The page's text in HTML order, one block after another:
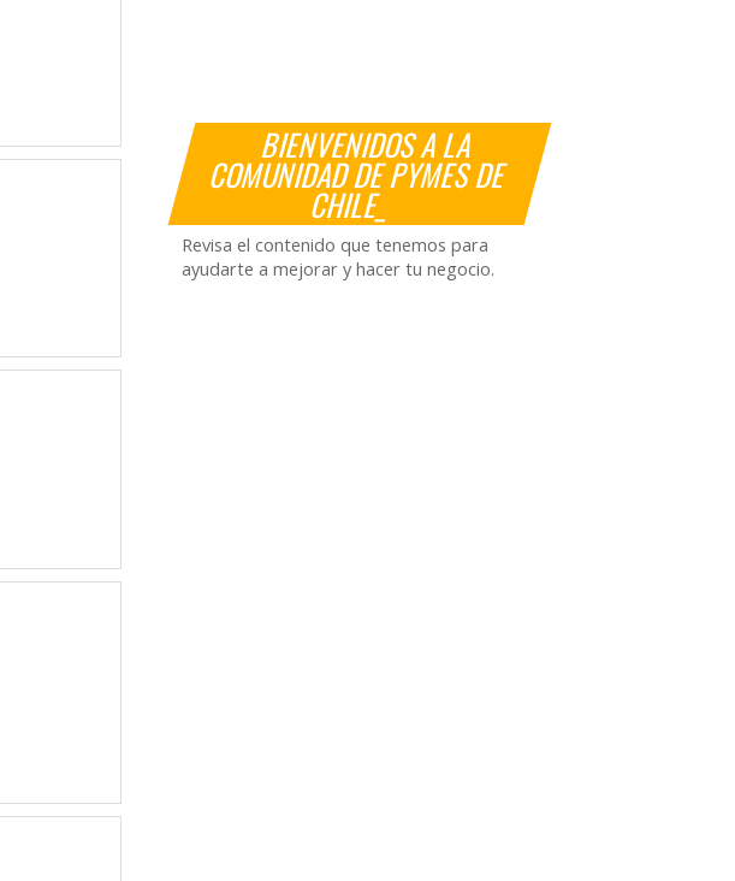
BIENVENIDOS A LA
COMUNIDAD DE PYMES DE
CHILE_
Revisa el contenido que tenemos para
ayudarte a mejorar y hacer tu negocio.